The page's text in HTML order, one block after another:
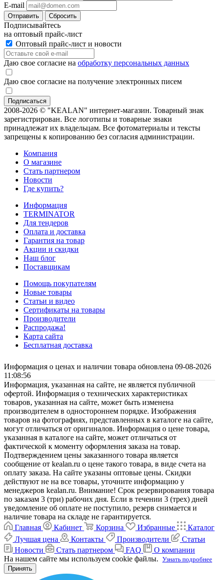
E-mail
Отправить Сбросить
Подписывайтесь
на оптовый прайс-лист
Оптовый прайс-лист и новости
Даю свое согласие на обработку персональных данных
Даю свое согласие на получение электронных писем
2008-2026 © "KEALAN" интернет-магазин. Товарный знак
зарегистрирован. Все логотипы и товарные знаки
принадлежат их владельцам. Все фотоматериалы и тексты
запрещены к копированию без согласия администрации.
Компания
О магазине
Стать партнером
Новости
Где купить?
Информация
TERMINATOR
Для тендеров
Оплата и доставка
Гарантия на товар
Акции и скидки
Наш блог
Поставщикам
Помощь покупателям
Новые товары
Статьи и видео
Сертификаты на товары
Производители
Распродажа!
Карта сайта
Бесплатная доставка
Информация о ценах и наличии товара обновлена 09-08-2026
11:08:56
Информация, указанная на сайте, не является публичной
офертой. Информация о технических характеристиках
товаров, указанная на сайте, может быть изменена
производителем в одностороннем порядке. Изображения
товаров на фотографиях, представленных в каталоге на сайте,
могут отличаться от оригиналов. Информация о цене товара,
указанная в каталоге на сайте, может отличаться от
фактической к моменту оформления заказа на товар.
Подтверждением цены заказанного товара является
сообщение от kealan.ru о цене такого товара, в виде счета на
оплату заказа. На сайте указаны оптовые цены. Скидки
действуют не на все товары, уточните информацию у
менеджеров kealan.ru. Внимание! Срок резервирования товара
по заказам 3 (три) рабочих дня. Если в течении 3 (трех) дней
уведомление об оплате не поступило, резерв снимается и
наличие товара на складе не гарантируется.
Главная
Кабинет Корзина Избранные
Каталог
Лучшая цена
Контакты Производители
Статьи
Новости
Стать партнером FAQ
О компании
На нашем сайте мы используем cookie файлы. Узнать подробнее
Принять